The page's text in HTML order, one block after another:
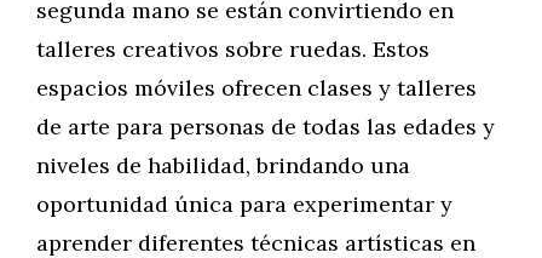
segunda mano se están convirtiendo en
talleres creativos sobre ruedas. Estos
espacios móviles ofrecen clases y talleres
de arte para personas de todas las edades y
niveles de habilidad, brindando una
oportunidad única para experimentar y
aprender diferentes técnicas artísticas en